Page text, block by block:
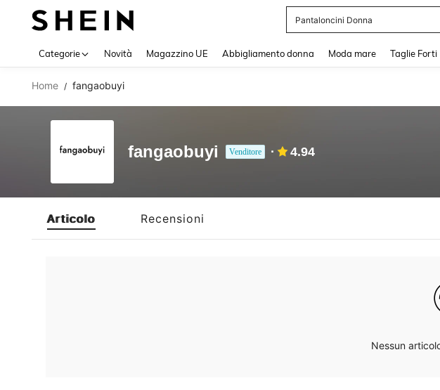
Pantaloncini Donna
Categorie Novità Magazzino UE Abbigliamento donna Moda mare Taglie Forti
Home / fangaobuyi
fangaobuyi Venditore 4.94
Articolo Recensioni
Nessun